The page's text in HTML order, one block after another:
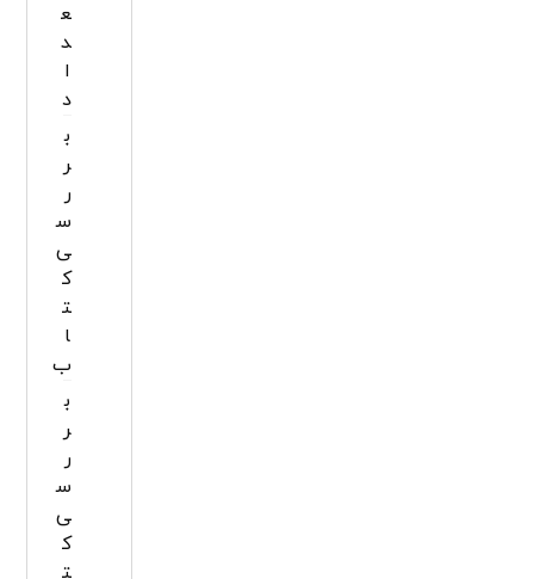
ع
د
ا
د
ب
ر
ر
س
ی
ک
ت
ا
ب
ب
ر
ر
س
ی
ک
ت